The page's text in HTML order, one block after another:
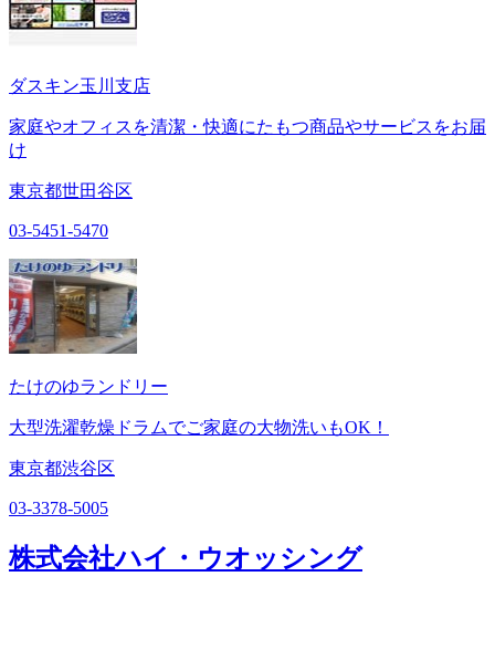
ダスキン玉川支店
家庭やオフィスを清潔・快適にたもつ商品やサービスをお届
け
東京都世田谷区
03-5451-5470
たけのゆランドリー
大型洗濯乾燥ドラムでご家庭の大物洗いもOK！
東京都渋谷区
03-3378-5005
株式会社ハイ・ウオッシング